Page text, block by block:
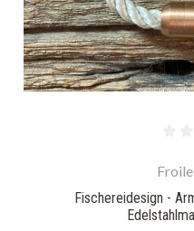
Fischereidesign -